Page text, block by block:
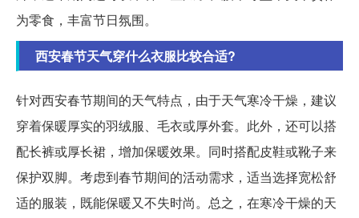
为零食，丰富节日氛围。
西安春节天气穿什么衣服比较合适?
针对西安春节期间的天气特点，由于天气寒冷干燥，建议
穿着保暖厚实的羽绒服、毛衣或厚外套。此外，还可以搭
配长裤或厚长裙，增加保暖效果。同时搭配皮鞋或靴子来
保护双脚。考虑到春节期间的活动需求，适当选择宽松舒
适的服装，既能保暖又不失时尚。总之，在寒冷干燥的天